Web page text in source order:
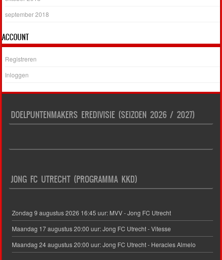
september 2018
ACCOUNT
Registreren
Inloggen
DOELPUNTENMAKERS EREDIVISIE (SEIZOEN 2026 / 2027)
JONG FC UTRECHT (PROGRAMMA KKD)
Zondag 9 augustus 2026 16:45 uur: MVV - Jong FC Utrecht
Maandag 17 augustus 20:00 uur: Jong FC Utrecht - Vitesse
Maandag 24 augustus 20:00 uur: Jong FC Utrecht - Heracles Almelo